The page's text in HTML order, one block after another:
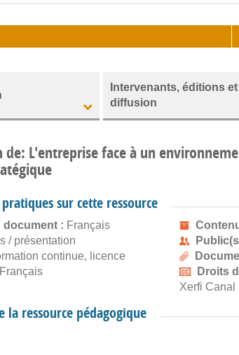
Intervenants, éditions et
diffusion
de: L'entreprise face à un
sur cette ressource
document : Français
/ présentation
continue, licence
Français
Droits
Xerfi Canal
la ressource pédagogique